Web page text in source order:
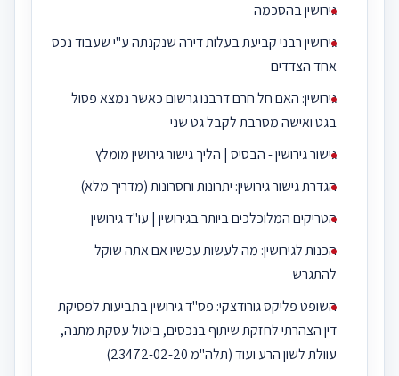
גירושין בהסכמה
גירושין רבני קביעת בעלות דירה שנקנתה ע"י שעבוד נכס
אחד הצדדים
גירושין: האם חל חרם דרבנו גרשום כאשר נמצא פסול
בגט ואישה מסרבת לקבל גט שני
גישור גירושין - הבסיס | הליך גישור גירושין מומלץ
הגדרת גישור גירושין: יתרונות וחסרונות (מדריך מלא)
הטריקים המלוכלכים ביותר בגירושין | עו"ד גירושין
הכנות לגירושין: מה לעשות עכשיו אם אתה שוקל
להתגרש
השופט פליקס גורודצקי: פס"ד גירושין בתביעות לפסיקת
דין הצהרתי לחזקת שיתוף בנכסים, ביטול עסקת מתנה,
עוולת לשון הרע ועוד (תלה"מ 23472-02-20)